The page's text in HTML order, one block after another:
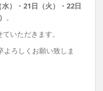
水）・21日（火）・22日
。
ていただきます。
よろしくお願い致しま